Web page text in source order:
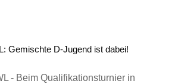
Gemischte D-Jugend ist dabei!
- Beim Qualifikationsturnier in